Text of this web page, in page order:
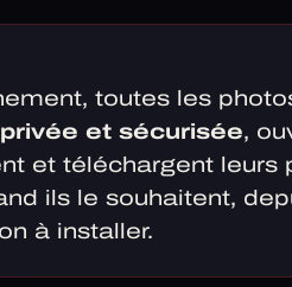
toutes les
et sécurisée,
et téléchargent leurs
ils le souhaitent,
à installer.